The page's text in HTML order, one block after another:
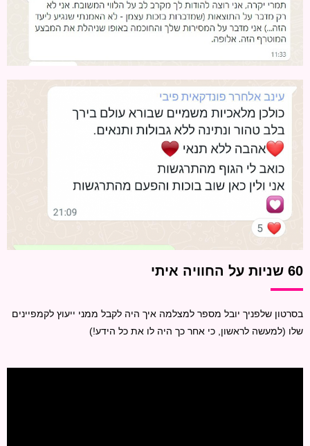
60 שניות על החוויה איתי
בסרטון שלפניך יובל מספר למצלמה איך היה לקבל ממני ייעוץ לקמפיינים
שלו (למעשה לראשון, כי אחר כך היה לו את כל הידע!)